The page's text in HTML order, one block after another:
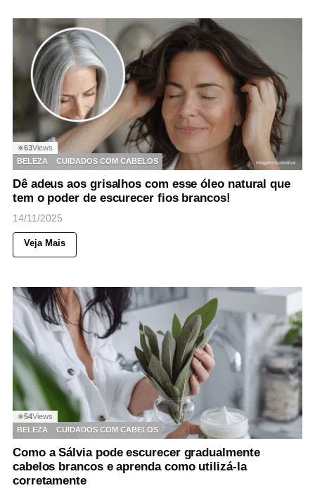
◉63Views
BELEZA
CUIDADOS COM CABELOS
Dê adeus aos grisalhos com esse óleo natural que
tem o poder de escurecer fios brancos!
14/11/2025
Veja Mais
◉54Views
BELEZA
CUIDADOS COM CABELOS
Como a Sálvia pode escurecer gradualmente
cabelos brancos e aprenda como utilizá-la
corretamente